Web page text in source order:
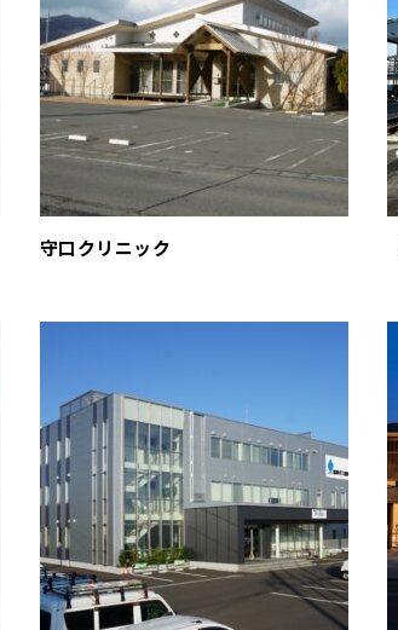
守口クリニック